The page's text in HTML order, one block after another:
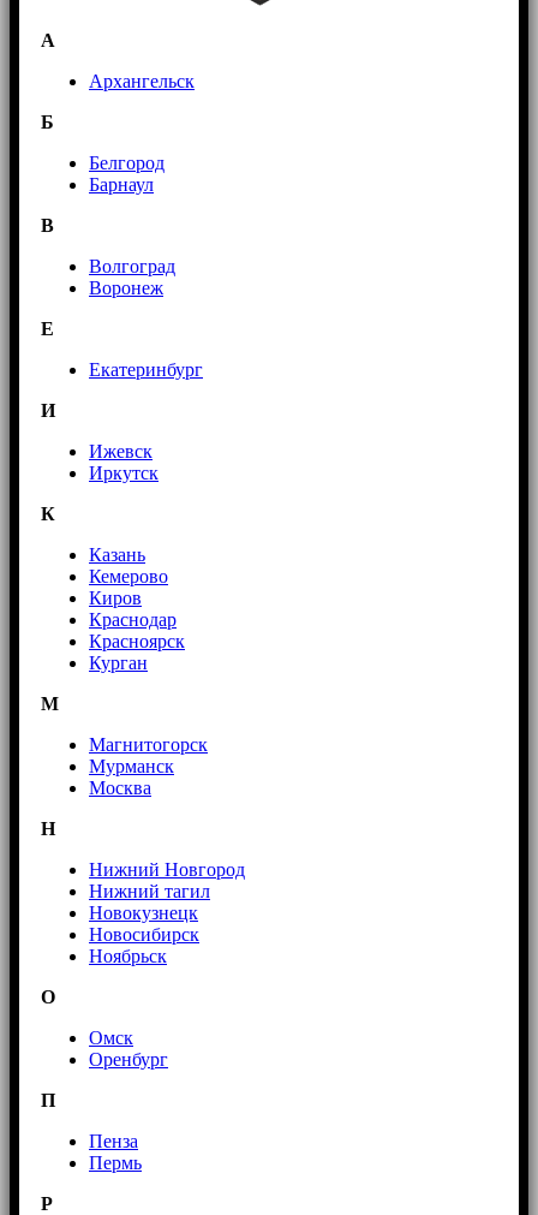
А
Архангельск
Б
Белгород
Барнаул
В
Волгоград
Воронеж
E
Екатеринбург
И
Ижевск
Иркутск
К
Казань
Кемерово
Киров
Краснодар
Красноярск
Курган
М
Магнитогорск
Мурманск
Москва
Н
Нижний Новгород
Нижний тагил
Новокузнецк
Новосибирск
Ноябрьск
О
Омск
Оренбург
П
Пенза
Пермь
Р